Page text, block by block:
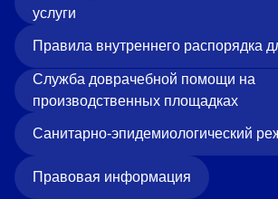
услуги
Правила внутреннего распорядка
Служба доврачебной помощи на
производственных площадках
Санитарно-эпидемиологический
Правовая информация